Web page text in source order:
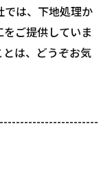
では、下地処理か
ご提供していま
は、どうぞお気